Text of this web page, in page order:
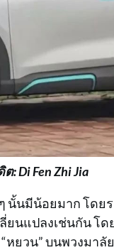
Di Fen Zhi Jia
นั้นมีน้อยมาก โดย
นแปลงเช่นกัน โด
ยวน” บนพวงมาลัย